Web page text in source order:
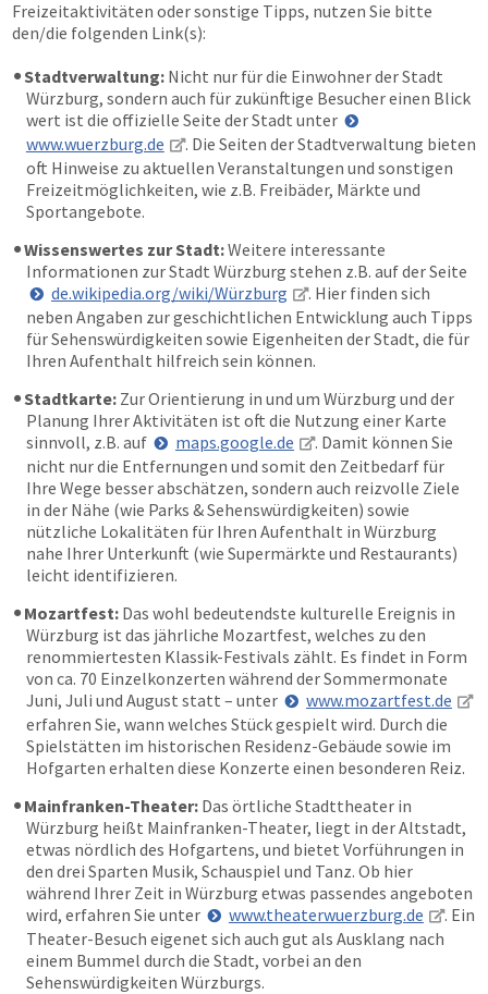
Freizeitaktivitäten oder sonstige Tipps, nutzen Sie bitte
den/die folgenden Link(s):
Stadtverwaltung: Nicht nur für die Einwohner der Stadt
Würzburg, sondern auch für zukünftige Besucher einen Blick
wert ist die offizielle Seite der Stadt unter
www.wuerzburg.de
. Die Seiten der Stadtverwaltung bieten
oft Hinweise zu aktuellen Veranstaltungen und sonstigen
Freizeitmöglichkeiten, wie z.B. Freibäder, Märkte und
Sportangebote.
Wissenswertes zur Stadt:Weitere interessante
Informationen zur Stadt Würzburg stehen z.B. auf der Seite
de.wikipedia.org/wiki/Würzburg
. Hier finden sich
neben Angaben zur geschichtlichen Entwicklung auch Tipps
für Sehenswürdigkeiten sowie Eigenheiten der Stadt, die für
Ihren Aufenthalt hilfreich sein können.
Stadtkarte: Zur Orientierung in und um Würzburg und der
Planung Ihrer Aktivitäten ist oft die Nutzung einer Karte
sinnvoll, z.B. auf
maps.google.de
. Damit können Sie
nicht nur die Entfernungen und somit den Zeitbedarf für
Ihre Wege besser abschätzen, sondern auch reizvolle Ziele
in der Nähe (wie Parks & Sehenswürdigkeiten) sowie
nützliche Lokalitäten für Ihren Aufenthalt in Würzburg
nahe Ihrer Unterkunft (wie Supermärkte und Restaurants)
leicht identifizieren.
Mozartfest: Das wohl bedeutendste kulturelle Ereignis in
Würzburg ist das jährliche Mozartfest, welches zu den
renommiertesten Klassik-Festivals zählt. Es findet in Form
von ca. 70 Einzelkonzerten während der Sommermonate
Juni, Juli und August statt – unter
www.mozartfest.de
erfahren Sie, wann welches Stück gespielt wird. Durch die
Spielstätten im historischen Residenz-Gebäude sowie im
Hofgarten erhalten diese Konzerte einen besonderen Reiz.
Mainfranken-Theater: Das örtliche Stadttheater in
Würzburg heißt Mainfranken-Theater, liegt in der Altstadt,
etwas nördlich des Hofgartens, und bietet Vorführungen in
den drei Sparten Musik, Schauspiel und Tanz. Ob hier
während Ihrer Zeit in Würzburg etwas passendes angeboten
wird, erfahren Sie unter
www.theaterwuerzburg.de
. Ein
Theater-Besuch eigenet sich auch gut als Ausklang nach
einem Bummel durch die Stadt, vorbei an den
Sehenswürdigkeiten Würzburgs.